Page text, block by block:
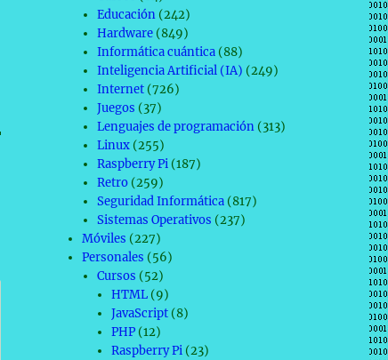
Educación(242)
Hardware(849)
Informática cuántica(88)
Inteligencia Artificial (IA) (249)
Internet(726)
Juegos (37)
Lenguajes de programación(313)
Linux(255)
Raspberry Pi(187)
Retro(259)
Seguridad Informática(817)
Sistemas Operativos (237)
Móviles (227)
Personales (56)
Cursos (52)
HTML(9)
JavaScript(8)
PHP(12)
Raspberry Pi(23)